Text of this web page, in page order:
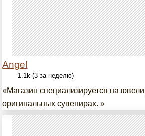
Angel
1.1k (3 за неделю)
«Магазин специализируется на
оригинальных сувенирах. »